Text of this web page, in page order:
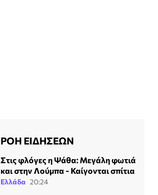
ΡΟΗ ΕΙΔΗΣΕΩΝ
Στις φλόγες η Ψάθα: Μεγάλη φωτιά
και στην Λούμπα - Καίγονται σπίτια
Ελλάδα 20:24